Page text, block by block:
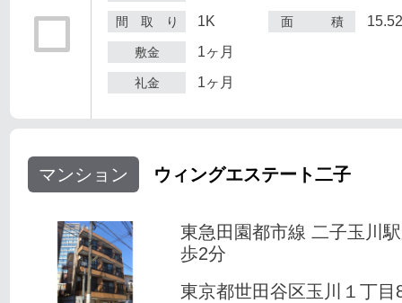
間 取 り 1K 面 積
敷金 1ヶ月
礼金 1ヶ月
マンション ウィングエステート二子
東急田園都市線 二子玉川
歩2分
東京都世田谷区玉川１丁目